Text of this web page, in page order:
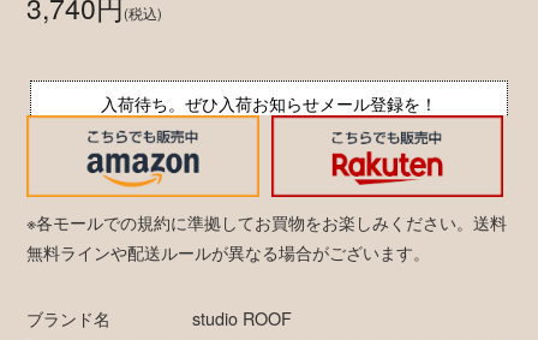
(税込)
入荷待ち。ぜひ入荷お知らせメール登録を！
※各モールでの規約に準拠してお買物をお楽しみください。送料
無料ラインや配送ルールが異なる場合がございます。
ブランド名 studio ROOF